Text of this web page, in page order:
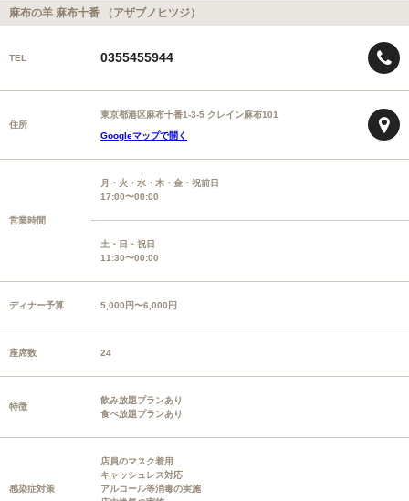
麻布の羊 麻布十番 （アザブノヒツジ）
TEL 0355455944
住所
東京都港区麻布十番1-3-5 クレイン麻布101
Googleマップで開く
営業時間
月・火・水・木・金・祝前日
17:00〜00:00
土・日・祝日
11:30〜00:00
ディナー予算 5,000円〜6,000円
座席数 24
特徴
飲み放題プランあり
食べ放題プランあり
感染症対策
店員のマスク着用
キャッシュレス対応
アルコール等消毒の実施